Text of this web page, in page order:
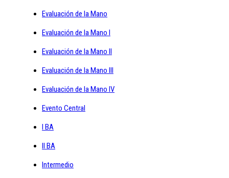
Evaluación de la Mano
Evaluación de la Mano I
Evaluación de la Mano II
Evaluación de la Mano III
Evaluación de la Mano IV
Evento Central
I BA
II BA
Intermedio